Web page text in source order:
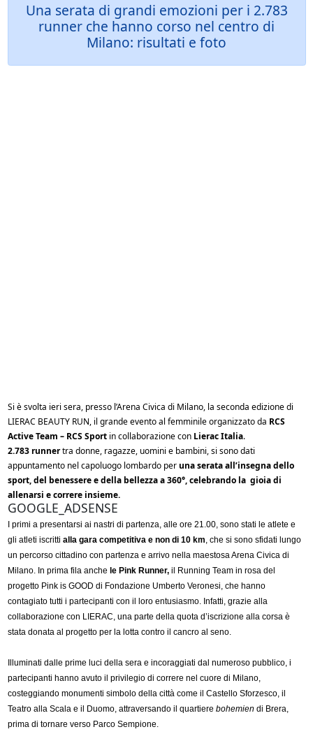
Una serata di grandi emozioni per i 2.783
runner che hanno corso nel centro di
Milano: risultati e foto
Si è svolta ieri sera, presso l’Arena Civica di Milano, la seconda edizione di
LIERAC BEAUTY RUN, il grande evento al femminile organizzato da RCS
Active Team – RCS Sportin collaborazione con Lierac Italia.
2.783 runnertra donne, ragazze, uomini e bambini, si sono dati
appuntamento nel capoluogo lombardo peruna serata all’insegna dello
sport, del benessere e della bellezza a 360°, celebrando la gioia di
allenarsi e correre insieme.
GOOGLE_ADSENSE
I primi a presentarsi ai nastri di partenza, alle ore 21.00, sono stati le atlete e
gli atleti iscritti alla gara competitiva e non di 10 km, che si sono sfidati lungo
un percorso cittadino con partenza e arrivo nella maestosa Arena Civica di
Milano. In prima fila anche le Pink Runner,il Running Team in rosa del
progetto Pink is GOOD di Fondazione Umberto Veronesi, che hanno
contagiato tutti i partecipanti con il loro entusiasmo. Infatti, grazie alla
collaborazione con LIERAC, una parte della quota d’iscrizione alla corsa è
stata donata al progetto per la lotta contro il cancro al seno.
Illuminati dalle prime luci della sera e incoraggiati dal numeroso pubblico, i
partecipanti hanno avuto il privilegio di correre nel cuore di Milano,
costeggiando monumenti simbolo della città come il Castello Sforzesco, il
Teatro alla Scala e il Duomo, attraversando il quartiere bohemien di Brera,
prima di tornare verso Parco Sempione.